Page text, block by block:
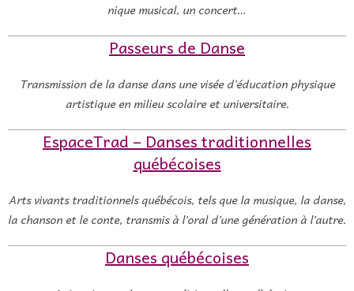
nique musical, un concert…
Passeurs de Danse
Transmission de la danse dans une visée d’éducation physique
artistique en milieu scolaire et universitaire.
EspaceTrad – Danses traditionnelles
québécoises
Arts vivants traditionnels québécois, tels que la musique, la danse,
la chanson et le conte, transmis à l’oral d’une génération à l’autre.
Danses québécoises